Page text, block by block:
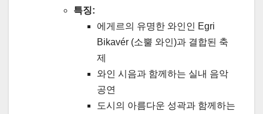
특징:
에게르의 유명한 와인인 Egri
Bikavér (소뿔 와인)과 결합된 축
제
와인 시음과 함께하는 실내 음악
공연
도시의 아름다운 성곽과 함께하는